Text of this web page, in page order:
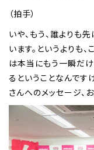
（拍手）
いや、もう、誰よりも
います。というよりも
は本当にもう一瞬だ
るということなんです
さんへのメッセージ、